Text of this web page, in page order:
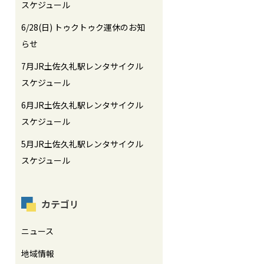
スケジュール
6/28(日) トゥクトゥク運休のお知
らせ
7月JR土佐久礼駅レンタサイクル
スケジュール
6月JR土佐久礼駅レンタサイクル
スケジュール
5月JR土佐久礼駅レンタサイクル
スケジュール
カテゴリ
ニュース
地域情報